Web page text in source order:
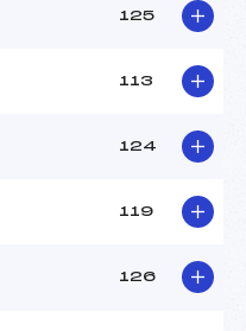
125
113
124
119
126